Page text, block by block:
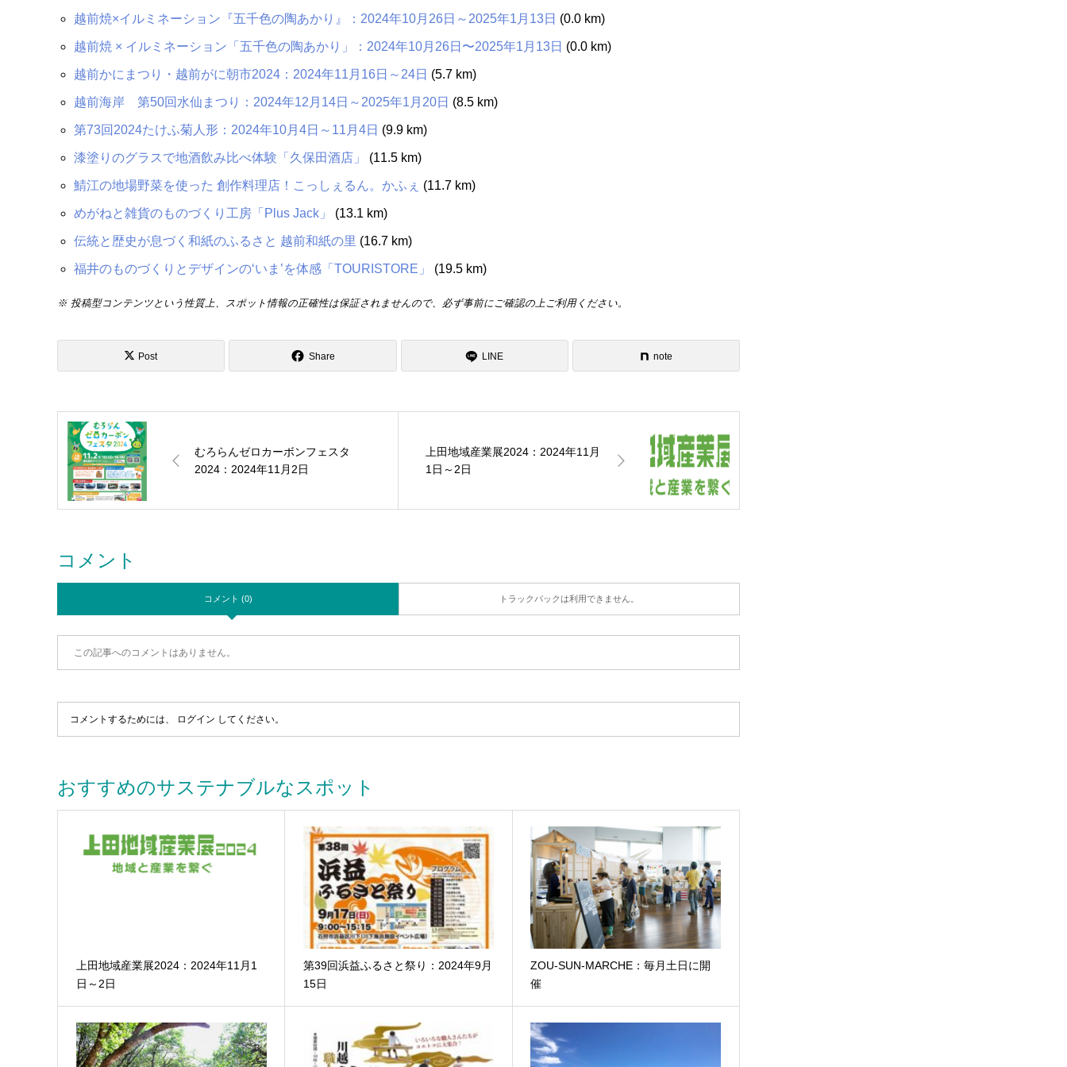
越前焼×イルミネーション『五千色の陶あかり』：2024年10月26日～2025年1月13日 (0.0 km)
越前焼 × イルミネーション「五千色の陶あかり」：2024年10月26日〜2025年1月13日 (0.0 km)
越前かにまつり・越前がに朝市2024：2024年11月16日～24日 (5.7 km)
越前海岸 第50回水仙まつり：2024年12月14日～2025年1月20日 (8.5 km)
第73回2024たけふ菊人形：2024年10月4日～11月4日 (9.9 km)
漆塗りのグラスで地酒飲み比べ体験「久保田酒店」 (11.5 km)
鯖江の地場野菜を使った 創作料理店！こっしぇるん。かふぇ (11.7 km)
めがねと雑貨のものづくり工房「Plus Jack」 (13.1 km)
伝統と歴史が息づく和紙のふるさと 越前和紙の里 (16.7 km)
福井のものづくりとデザインの‘いま’を体感「TOURISTORE」 (19.5 km)
※ 投稿型コンテンツという性質上、スポット情報の正確性は保証されませんので、必ず事前にご確認の上ご利用ください。
Post Share LINE note
むろらんゼロカーボンフェスタ
2024：2024年11月2日
上田地域産業展2024：2024年11月
1日～2日
コメント
コメント (0) トラックバックは利用できません。
この記事へのコメントはありません。
コメントするためには、 ログイン してください。
おすすめのサステナブルなスポット
上田地域産業展2024：2024年11月1
日～2日
第39回浜益ふるさと祭り：2024年9月
15日
ZOU-SUN-MARCHE：毎月土日に開
催